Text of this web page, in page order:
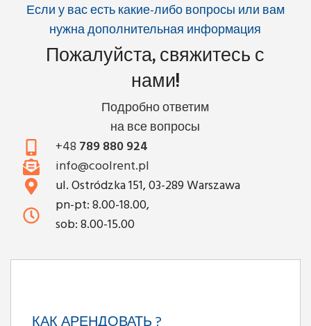
Если у вас есть какие-либо вопросы или вам
нужна дополнительная информация
Пожалуйста, свяжитесь с
нами!
Подробно ответим
на все вопросы
+48 789 880 924
info@coolrent.pl
ul. Ostródzka 151, 03-289 Warszawa
pn-pt: 8.00-18.00,
sob: 8.00-15.00